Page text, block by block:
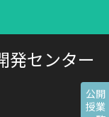
公開
授業
発センター